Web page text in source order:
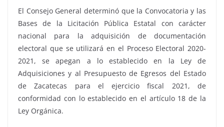
El Consejo General determinó que la Convocatoria y las
Bases de la Licitación Pública Estatal con carácter
nacional para la adquisición de documentación
electoral que se utilizará en el Proceso Electoral 2020-
2021, se apegan a lo establecido en la Ley de
Adquisiciones y al Presupuesto de Egresos del Estado
de Zacatecas para el ejercicio fiscal 2021, de
conformidad con lo establecido en el artículo 18 de la
Ley Orgánica.